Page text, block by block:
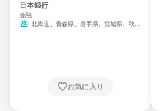
日本銀行
金融
北海道、青森県、岩手県、宮城県、秋田
崎県、熊本県、大分県、宮崎県、鹿児島県、
お気に入り